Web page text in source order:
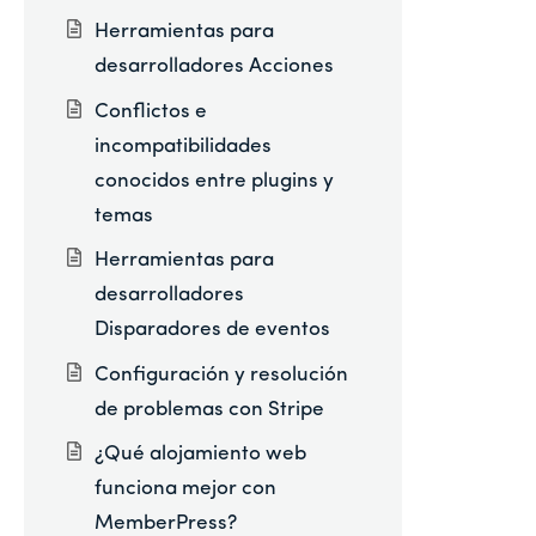
Herramientas para
desarrolladores Acciones
Conflictos e
incompatibilidades
conocidos entre plugins y
temas
Herramientas para
desarrolladores
Disparadores de eventos
Configuración y resolución
de problemas con Stripe
¿Qué alojamiento web
funciona mejor con
MemberPress?